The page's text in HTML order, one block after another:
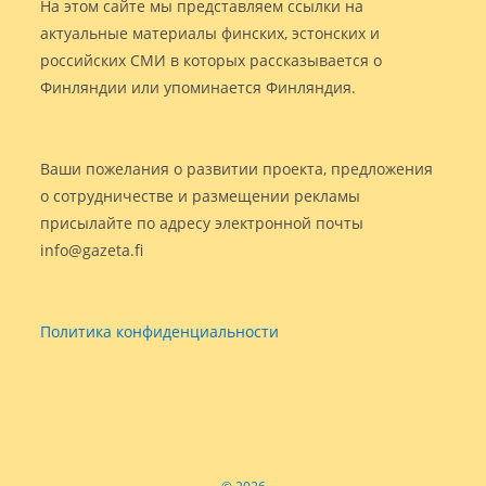
На этом сайте мы представляем ссылки на
актуальные материалы финских, эстонских и
российских СМИ в которых рассказывается о
Финляндии или упоминается Финляндия.
Ваши пожелания о развитии проекта, предложения
о сотрудничестве и размещении рекламы
присылайте по адресу электронной почты
info@gazeta.fi
Политика конфиденциальности